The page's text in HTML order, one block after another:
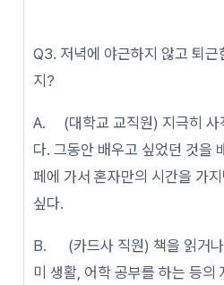
Q3. 저녁에 야근하지 않고 퇴근
지?
A. (대학교 교직원) 지극히 사
다. 그동안 배우고 싶었던 것을
페에 가서 혼자만의 시간을 가
싶다.
B. (카드사 직원) 책을 읽거나
미 생활, 어학 공부를 하는 등의